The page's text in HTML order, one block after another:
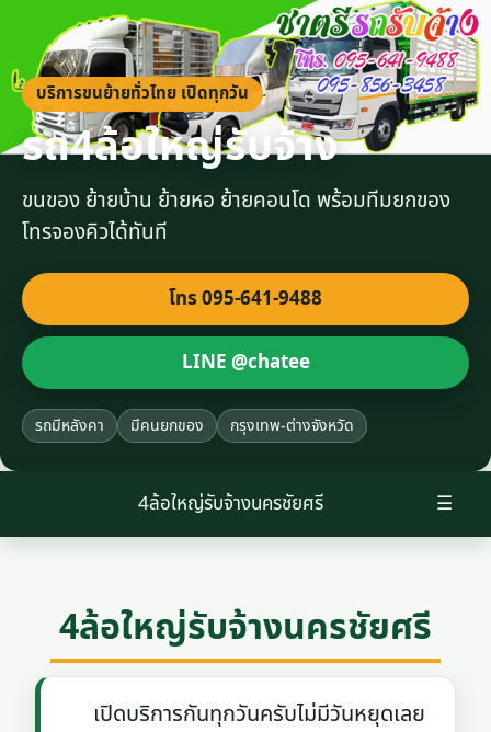
บริการขนย้ายทั่วไทย เปิดทุกวัน
รถ4ล้อใหญ่รับจ้าง
ขนของ ย้ายบ้าน ย้ายหอ ย้ายคอนโด พร้อมทีมยกของ
โทรจองคิวได้ทันที
โทร 095-641-9488
LINE @chatee
รถมีหลังคา มีคนยกของ กรุงเทพ-ต่างจังหวัด
☰
4ล้อใหญ่รับจ้างนครชัยศรี
4ล้อใหญ่รับจ้างนครชัยศรี
เปิดบริการกันทุกวันครับไม่มีวันหยุดเลย